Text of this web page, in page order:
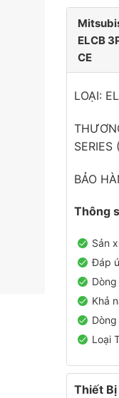
ELCB
CE
LOẠI:
SERIES
BẢO
Thông
Sản
Đáp
Khả
Loại
Thiết